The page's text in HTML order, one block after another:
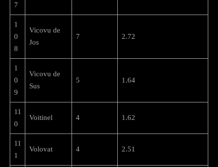
7
1
0
8
Vicovu de
Jos
7 2.72
1
0
9
Vicovu de
Sus
5 1.64
11
0
Voitinel 4 1.62
11
1
Volovat 4 2.51